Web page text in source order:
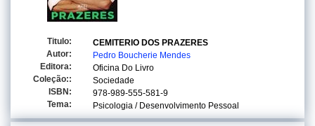
Titulo:
CEMITERIO DOS PRAZERES
Autor:
Pedro Boucherie Mendes
Editora:
Oficina Do Livro
Coleção::
Sociedade
ISBN:
978-989-555-581-9
Tema:
Psicologia / Desenvolvimento Pessoal